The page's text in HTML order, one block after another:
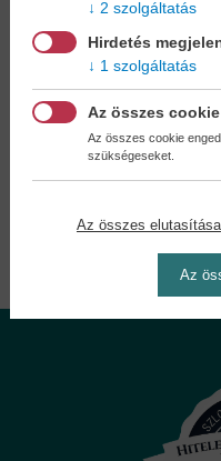
Ön is!
A
Önnek
2 szolgáltatás
Hirdetés
1 szolgáltatás
Az összes cookie
Az összes cookie
szükségeseket.
Az összes elutasítása
Az